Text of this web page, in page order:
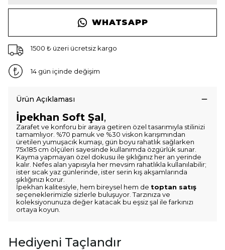
WHATSAPP
1500 ₺ üzeri ücretsiz kargo
14 gün içinde değişim
Ürün Açıklaması
İpekhan Soft Şal,
Zarafet ve konforu bir araya getiren özel tasarımıyla stilinizi
tamamlıyor. %70 pamuk ve %30 viskon karışımından
üretilen yumuşacık kumaşı, gün boyu rahatlık sağlarken
75x185 cm ölçüleri sayesinde kullanımda özgürlük sunar.
Kayma yapmayan özel dokusu ile şıklığınız her an yerinde
kalır. Nefes alan yapısıyla her mevsim rahatlıkla kullanılabilir;
ister sıcak yaz günlerinde, ister serin kış akşamlarında
şıklığınızı korur.
İpekhan kalitesiyle, hem bireysel hem de toptan satış
seçeneklerimizle sizlerle buluşuyor. Tarzınıza ve
koleksiyonunuza değer katacak bu eşsiz şal ile farkınızı
ortaya koyun.
Hediyeni Taçlandır